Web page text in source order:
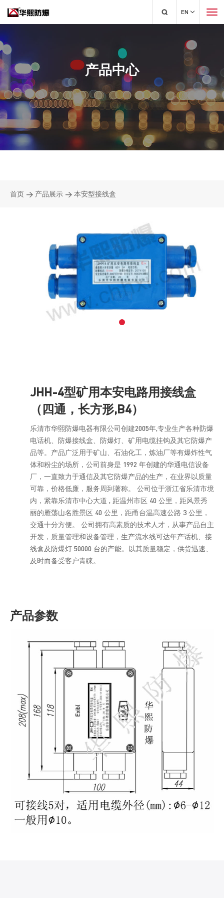
EN
产品中心
首页 > 产品展示 > 本安型接线盒
JHH-4型矿用本安电路用接线盒
（四通，长方形,B4）
乐清市华熙防爆电器有限公司创建2005年,专业生产各种防爆
电话机、防爆接线盒、防爆灯、矿用电缆挂钩及其它防爆产
品等。产品广泛用于矿山、石油化工，炼油厂等有爆炸性气
体和粉尘的场所，公司前身是 1992 年创建的华通电信设备
厂，一直致力于通信及其它防爆产品的生产，在业界以质量
可靠，价格低廉，服务周到著称。 公司位于浙江省乐清市境
内，紧靠乐清市中心大道 , 距温州市区 40 公里，距风景秀
丽的雁荡山名胜景区 40 公里，距甬台温高速公路 3 公里，
交通十分方便。 公司拥有高素质的技术人才，从事产品自主
开发，质量管理和设备管理，生产流水线可达年产话机、接
线盒及防爆灯 50000 台的产能。以其质量稳定，供货迅速、
及时而备受客户青睐。
产品参数